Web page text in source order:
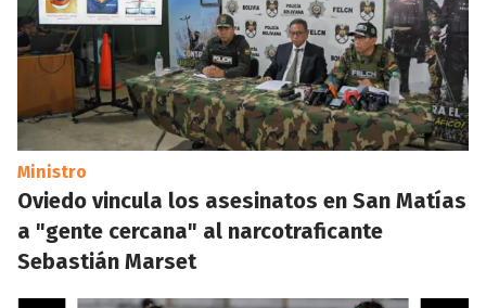
Ministro
Oviedo vincula los asesinatos en San Matías
a "gente cercana" al narcotraficante
Sebastián Marset